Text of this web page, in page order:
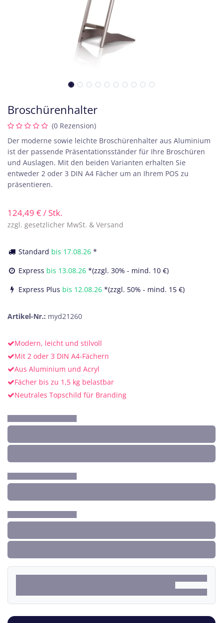
Broschürenhalter
(0 Rezension)
Der moderne sowie leichte Broschürenhalter aus Aluminium
ist der passende Präsentationsständer für Ihre Broschüren
und Auslagen. Mit den beiden Varianten erhalten Sie
entweder 2 oder 3 DIN A4 Fächer um an Ihrem POS zu
präsentieren.
124,49 €/ Stk.
zzgl. gesetzlicher MwSt. & Versand
Standard bis 17.08.26 *
Express bis 13.08.26 *(zzgl. 30% - mind. 10 €)
Express Plus bis 12.08.26 *(zzgl. 50% - mind. 15 €)
Artikel-Nr.: myd21260
Modern, leicht und stilvoll
Mit 2 oder 3 DIN A4-Fächern
Aus Aluminium und Acryl
Fächer bis zu 1,5 kg belastbar
Neutrales Topschild für Branding